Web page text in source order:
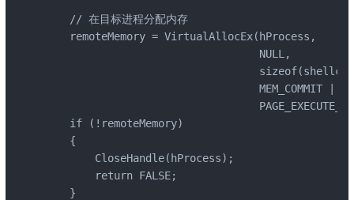
    // 在目标进程分配内存
    remoteMemory = VirtualAllocEx(hProcess,
                                  NULL,
MEM_COMMIT |
    if (!remoteMemory)
    {
        CloseHandle(hProcess);
        return FALSE;
    }